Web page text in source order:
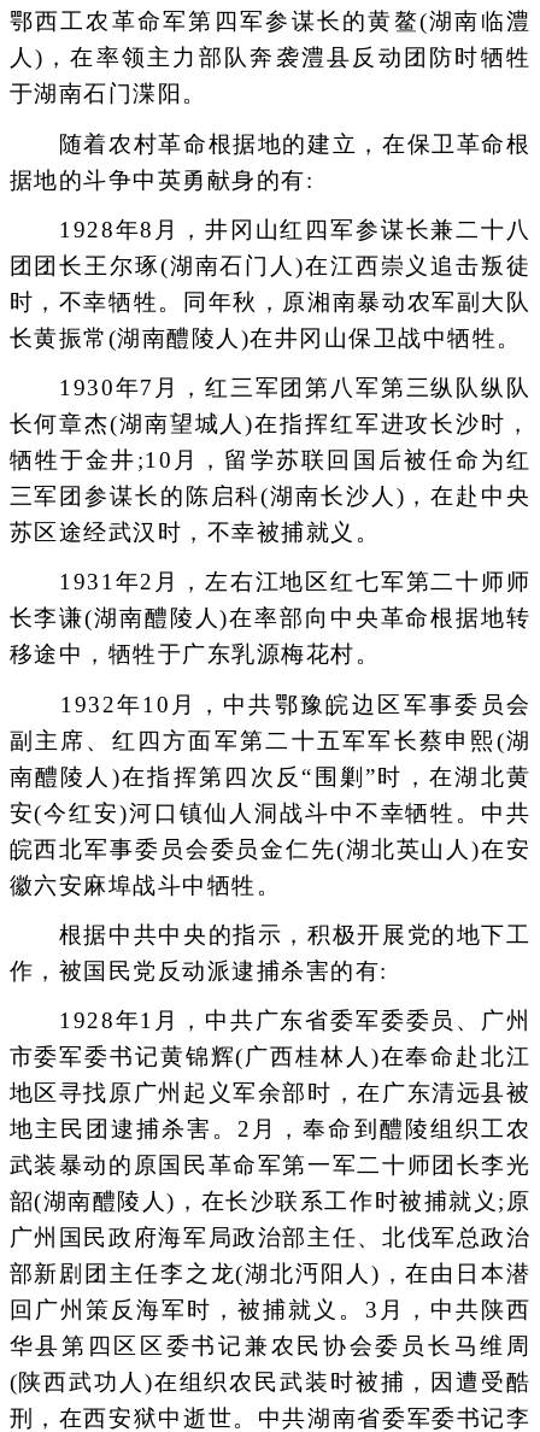
鄂西工农革命军第四军参谋长的黄鳌(湖南临澧
人)，在率领主力部队奔袭澧县反动团防时牺牲
于湖南石门渫阳。
随着农村革命根据地的建立，在保卫革命根
据地的斗争中英勇献身的有:
1928年8月，井冈山红四军参谋长兼二十八
团团长王尔琢(湖南石门人)在江西崇义追击叛徒
时，不幸牺牲。同年秋，原湘南暴动农军副大队
长黄振常(湖南醴陵人)在井冈山保卫战中牺牲。
1930年7月，红三军团第八军第三纵队纵队
长何章杰(湖南望城人)在指挥红军进攻长沙时，
牺牲于金井;10月，留学苏联回国后被任命为红
三军团参谋长的陈启科(湖南长沙人)，在赴中央
苏区途经武汉时，不幸被捕就义。
1931年2月，左右江地区红七军第二十师师
长李谦(湖南醴陵人)在率部向中央革命根据地转
移途中，牺牲于广东乳源梅花村。
1932年10月，中共鄂豫皖边区军事委员会
副主席、红四方面军第二十五军军长蔡申熙(湖
南醴陵人)在指挥第四次反“围剿”时，在湖北黄
安(今红安)河口镇仙人洞战斗中不幸牺牲。中共
皖西北军事委员会委员金仁先(湖北英山人)在安
徽六安麻埠战斗中牺牲。
根据中共中央的指示，积极开展党的地下工
作，被国民党反动派逮捕杀害的有:
1928年1月，中共广东省委军委委员、广州
市委军委书记黄锦辉(广西桂林人)在奉命赴北江
地区寻找原广州起义军余部时，在广东清远县被
地主民团逮捕杀害。2月，奉命到醴陵组织工农
武装暴动的原国民革命军第一军二十师团长李光
韶(湖南醴陵人)，在长沙联系工作时被捕就义;原
广州国民政府海军局政治部主任、北伐军总政治
部新剧团主任李之龙(湖北沔阳人)，在由日本潜
回广州策反海军时，被捕就义。3月，中共陕西
华县第四区区委书记兼农民协会委员长马维周
(陕西武功人)在组织农民武装时被捕，因遭受酷
刑，在西安狱中逝世。中共湖南省委军委书记李